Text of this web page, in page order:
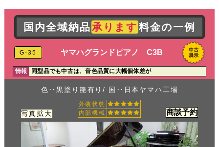
国内全域納品承ります 料金の一例
G-35 ヤマハグランドピアノ C3B
中古
展示
情報 同型品でも中古は、音色品質に大幅個体差が
色‥黒塗り艶有り/ 国‥日本ヤマハ工場
写真拡大
外装状態
内部機械
商談予約